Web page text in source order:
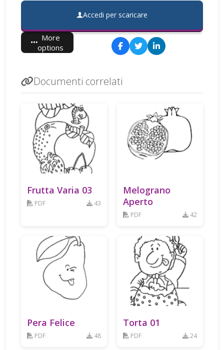
Accedi per scaricare
More
options
Documenti correlati
Frutta Varia 03
PDF 43
Melograno
Aperto
PDF 42
Pera Felice
PDF 48
Torta 01
PDF 24